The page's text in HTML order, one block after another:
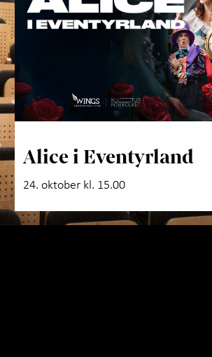
Alice i Eventyrland
24. oktober kl. 15.00